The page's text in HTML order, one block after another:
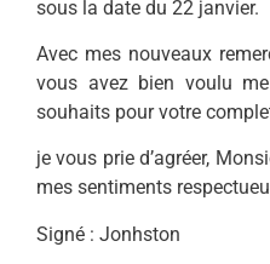
sous la date du 22 janvier.
Avec mes nouveaux
vous avez bien voulu
souhaits pour votre
je vous prie d’agréer,
mes sentiments
Signé : Jonhston